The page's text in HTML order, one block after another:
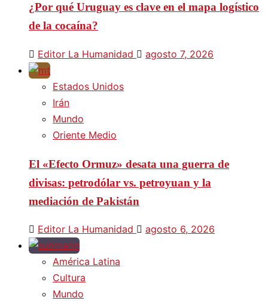
¿Por qué Uruguay es clave en el mapa logístico
de la cocaína?
Editor La Humanidad agosto 7, 2026
Estados Unidos
Irán
Mundo
Oriente Medio
El «Efecto Ormuz» desata una guerra de
divisas: petrodólar vs. petroyuan y la
mediación de Pakistán
Editor La Humanidad agosto 6, 2026
América Latina
Cultura
Mundo